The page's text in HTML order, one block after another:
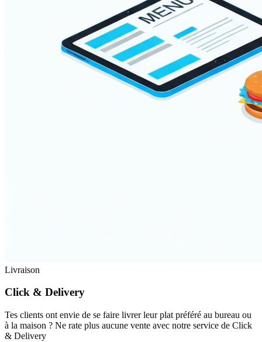
Livraison
Click & Delivery
Tes clients ont envie de se faire livrer leur plat préféré au bureau ou
à la maison ? Ne rate plus aucune vente avec notre service de Click
& Delivery